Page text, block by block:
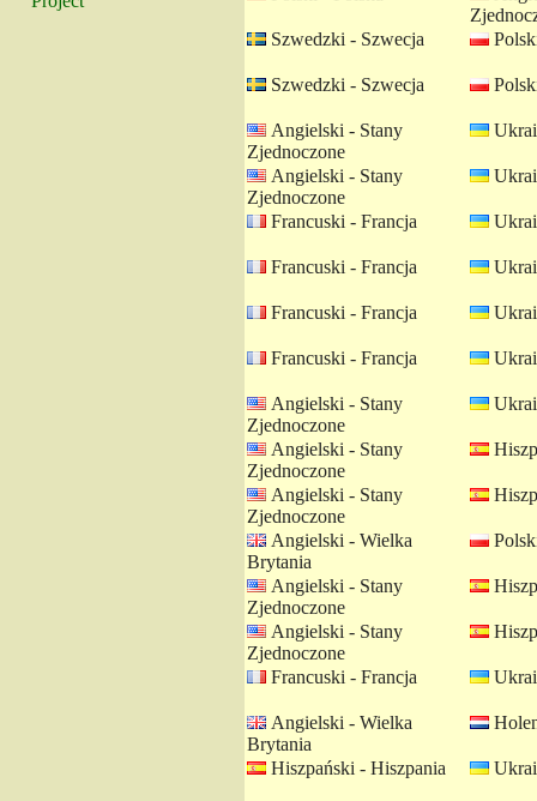
Szwedzki - Szwecja
Szwedzki - Szwecja
Angielski - Stany
Zjednoczone
Angielski - Stany
Zjednoczone
Francuski - Francja
Francuski - Francja
Francuski - Francja
Francuski - Francja
Angielski - Stany
Zjednoczone
Angielski - Stany
Zjednoczone
Angielski - Stany
Zjednoczone
Angielski - Wielka
Brytania
Angielski - Stany
Zjednoczone
Angielski - Stany
Zjednoczone
Francuski - Francja
Angielski - Wielka
Brytania
Hiszpański - Hiszpania